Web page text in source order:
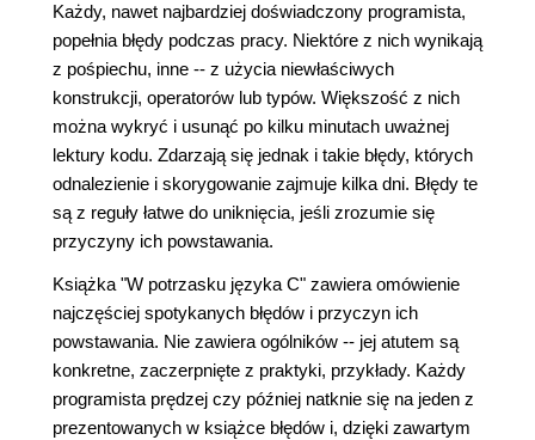
Każdy, nawet najbardziej doświadczony programista,
popełnia błędy podczas pracy. Niektóre z nich wynikają
z pośpiechu, inne -- z użycia niewłaściwych
konstrukcji, operatorów lub typów. Większość z nich
można wykryć i usunąć po kilku minutach uważnej
lektury kodu. Zdarzają się jednak i takie błędy, których
odnalezienie i skorygowanie zajmuje kilka dni. Błędy te
są z reguły łatwe do uniknięcia, jeśli zrozumie się
przyczyny ich powstawania.
Książka "W potrzasku języka C" zawiera omówienie
najczęściej spotykanych błędów i przyczyn ich
powstawania. Nie zawiera ogólników -- jej atutem są
konkretne, zaczerpnięte z praktyki, przykłady. Każdy
programista prędzej czy później natknie się na jeden z
prezentowanych w książce błędów i, dzięki zawartym